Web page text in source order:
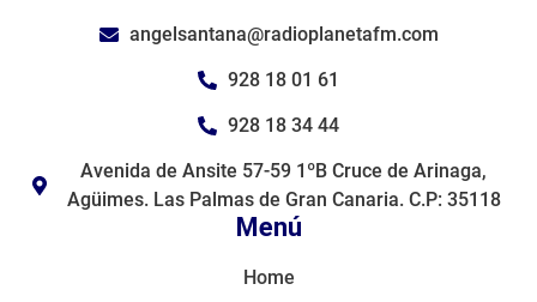
Menú
Home
angelsantana@radioplanetafm.com
928 18 01 61
928 18 34 44
Avenida de Ansite 57-59 1ºB Cruce de Arinaga,
Agüimes. Las Palmas de Gran Canaria. C.P: 35118